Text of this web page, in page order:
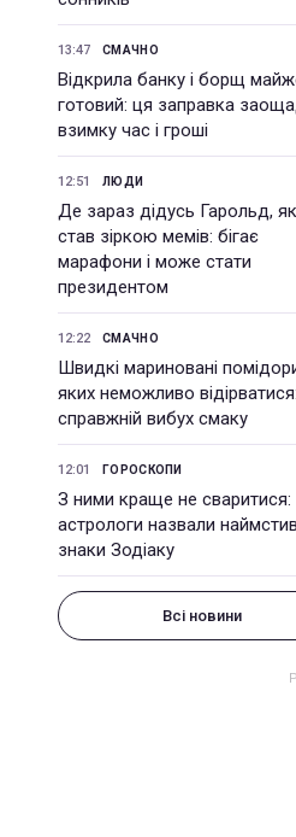
13:47 СМАЧНО
Відкрила банку і борщ
готовий: ця заправка
взимку час і гроші
12:51 ЛЮДИ
Де зараз дідусь Гарольд,
став зіркою мемів: бігає
марафони і може стати
президентом
12:22 СМАЧНО
Швидкі мариновані
яких неможливо відірватися:
справжній вибух смаку
12:01 ГОРОСКОПИ
З ними краще не сваритися:
астрологи назвали
знаки Зодіаку
Всі новини